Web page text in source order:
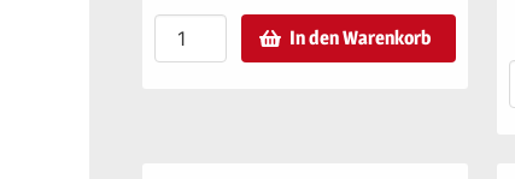
In den Warenkorb